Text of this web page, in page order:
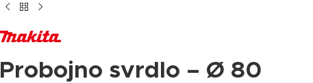
Probojno svrdlo – Ø 80